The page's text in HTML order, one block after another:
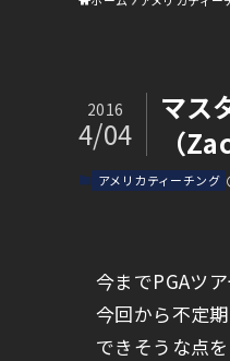
マス
（
2016
4/04
アメリカティーチング
今までPGAツ
今回から不定
できそうな点